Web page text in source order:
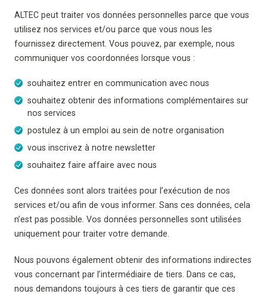
ALTEC peut traiter vos données personnelles parce que vous
utilisez nos services et/ou parce que vous nous les
fournissez directement. Vous pouvez, par exemple, nous
communiquer vos coordonnées lorsque vous :
souhaitez entrer en communication avec nous
souhaitez obtenir des informations complémentaires sur
nos services
postulez à un emploi au sein de notre organisation
vous inscrivez à notre newsletter
souhaitez faire affaire avec nous
Ces données sont alors traitées pour l’exécution de nos
services et/ou afin de vous informer. Sans ces données, cela
n’est pas possible. Vos données personnelles sont utilisées
uniquement pour traiter votre demande.
Nous pouvons également obtenir des informations indirectes
vous concernant par l’intermédiaire de tiers. Dans ce cas,
nous demandons toujours à ces tiers de garantir que ces